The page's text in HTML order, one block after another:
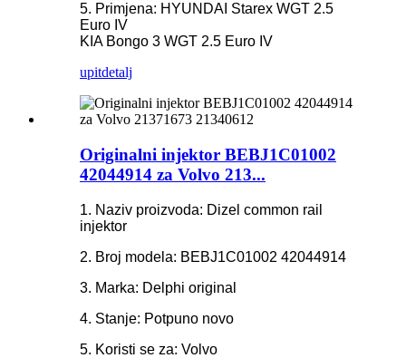
5. Primjena: HYUNDAI Starex WGT 2.5
Euro IV
KIA Bongo 3 WGT 2.5 Euro IV
upitdetalj
Originalni injektor BEBJ1C01002
42044914 za Volvo 213...
1. Naziv proizvoda: Dizel common rail
injektor
2. Broj modela: BEBJ1C01002 42044914
3. Marka: Delphi original
4. Stanje: Potpuno novo
5. Koristi se za: Volvo